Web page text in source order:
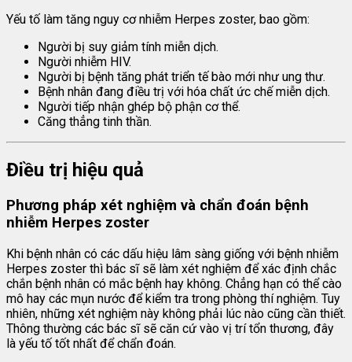
Yếu tố làm tăng nguy cơ nhiễm Herpes zoster, bao gồm:
Người bị suy giảm tính miễn dịch.
Người nhiễm HIV.
Người bị bệnh tăng phát triển tế bào mới như ung thư.
Bệnh nhân đang điều trị với hóa chất ức chế miễn dịch.
Người tiếp nhận ghép bộ phận cơ thể.
Căng thẳng tinh thần.
Điều trị hiệu quả
Phương pháp xét nghiệm và chẩn đoán bệnh
nhiễm Herpes zoster
Khi bệnh nhân có các dấu hiệu lâm sàng giống với bệnh nhiễm
Herpes zoster thì bác sĩ sẽ làm xét nghiệm để xác định chắc
chắn bệnh nhân có mắc bệnh hay không. Chẳng hạn có thể cào
mô hay các mụn nước để kiểm tra trong phòng thí nghiệm. Tuy
nhiên, những xét nghiệm này không phải lúc nào cũng cần thiết.
Thông thường các bác sĩ sẽ căn cứ vào vị trí tổn thương, đây
là yếu tố tốt nhất để chẩn đoán.